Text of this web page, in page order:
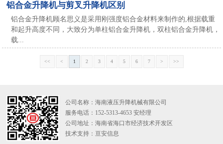
铝合金升降机与剪叉升降机区别
铝合金升降机顾名思义是采用刚强度铝合金材料来制作的,根据载重
和起升高度不同，大致分为单柱铝合金升降机，双柱铝合金升降机，
载...
<< < 1 2 3 4 5 6 7 > >>
公司名称：海南液压升降机械有限公司
服务电话：152-5313-4653 安经理
公司地址：海南省海口市经济技术开发区
技术支持： 亘安信息